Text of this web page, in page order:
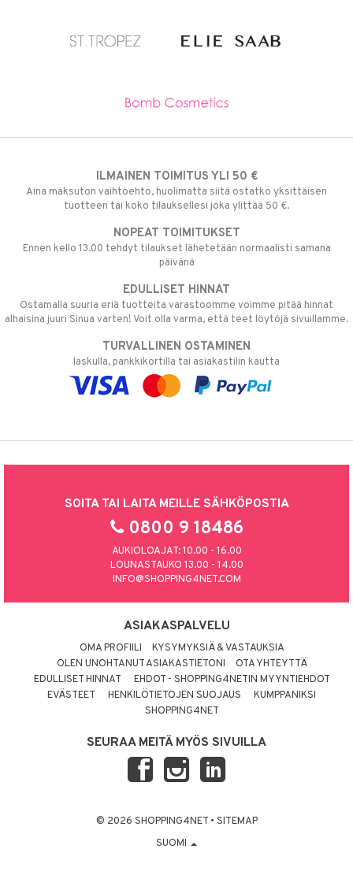
ILMAINEN TOIMITUS YLI 50 €
Aina maksuton vaihtoehto, huolimatta siitä ostatko yksittäisen
tuotteen tai koko tilauksellesi joka ylittää 50 €.
NOPEAT TOIMITUKSET
Ennen kello 13.00 tehdyt tilaukset lähetetään normaalisti samana
päivänä
EDULLISET HINNAT
Ostamalla suuria eriä tuotteita varastoomme voimme pitää hinnat
alhaisina juuri Sinua varten! Voit olla varma, että teet löytöjä sivuillamme.
TURVALLINEN OSTAMINEN
laskulla, pankkikortilla tai asiakastilin kautta
SOITA TAI LAITA MEILLE SÄHKÖPOSTIA
0800 9 18486
AUKIOLOAJAT: 10.00 - 16.00
LOUNASTAUKO 13.00 - 14.00
INFO@SHOPPING4NET.COM
ASIAKASPALVELU
OMA PROFIILI
KYSYMYKSIÄ & VASTAUKSIA
OLEN UNOHTANUT ASIAKASTIETONI
OTA YHTEYTTÄ
EDULLISET HINNAT
EHDOT - SHOPPING4NETIN MYYNTIEHDOT
EVÄSTEET
HENKILÖTIETOJEN SUOJAUS
KUMPPANIKSI
SHOPPING4NET
SEURAA MEITÄ MYÖS SIVUILLA
© 2026 SHOPPING4NET • SITEMAP
SUOMI